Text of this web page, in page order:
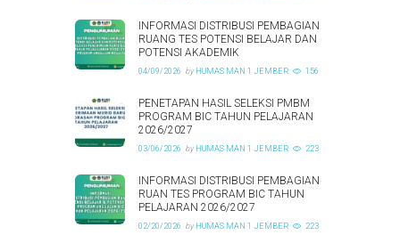
INFORMASI DISTRIBUSI PEMBAGIAN
RUANG TES POTENSI BELAJAR DAN
POTENSI AKADEMIK
04/09/2026 by HUMAS MAN 1 JEMBER 156
PENETAPAN HASIL SELEKSI PMBM
PROGRAM BIC TAHUN PELAJARAN
2026/2027
03/06/2026 by HUMAS MAN 1 JEMBER 223
INFORMASI DISTRIBUSI PEMBAGIAN
RUAN TES PROGRAM BIC TAHUN
PELAJARAN 2026/2027
02/20/2026 by HUMAS MAN 1 JEMBER 223